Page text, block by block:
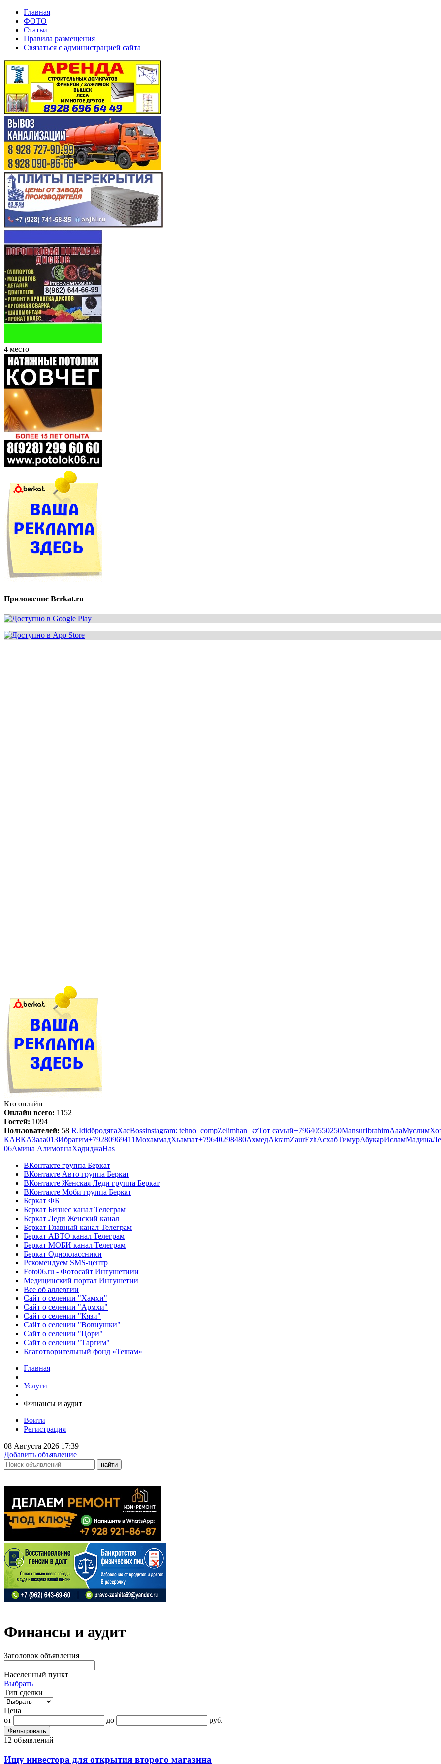
Главная
ФОТО
Статьи
Правила размещения
Связаться с администрацией сайта
4 место
Приложение Berkat.ru
Кто онлайн
Онлайн всего: 1152
Гостей: 1094
Пользователей: 58 R.IdidбродягаХасBossinstagram: tehno_compZelimhan_kzТот самый+79640550250MansurIbrahimАааМуслим
КАВКАЗaaa013Ибрагим+79280969411МохаммадХьамзат+79640298480АхмедAkramZaurEzhАсхабТимурАбукарИсламМадина
06Амина АлимовнаХадиджаHas
ВКонтакте группа Беркат
ВКонтакте Авто группа Беркат
ВКонтакте Женская Леди группа Беркат
ВКонтакте Моби группа Беркат
Беркат ФБ
Беркат Бизнес канал Телеграм
Беркат Леди Женский канал
Беркат Главный канал Телеграм
Беркат АВТО канал Телеграм
Беркат МОБИ канал Телеграм
Беркат Одноклассники
Рекомендуем SMS-центр
Foto06.ru - Фотосайт Ингушетиии
Медицинский портал Ингушетии
Все об аллергии
Сайт о селении "Хамхи"
Сайт о селении "Армхи"
Сайт о селении "Кязи"
Сайт о селении "Вовнушки"
Сайт о селении "Цори"
Сайт о селении "Таргим"
Благотворительный фонд «Тешам»
Главная
Услуги
Финансы и аудит
Войти
Регистрация
08 Августа 2026 17:39
Добавить объявление
Финансы и аудит
Заголовок объявления
Населенный пункт
Выбрать
Тип сделки
Цена
от
до руб.
Фильтровать
12 объявлений
Ищу инвестора для открытия второго магазина